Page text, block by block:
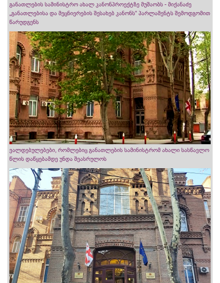
განათლების სამინისტრო ახალ კანონპროექტზე მუშაობს - მიქანაძე
„განათლებისა და მეცნიერების შესახებ კანონს“ პარლამენტს შემოდგომით
წარუდგენს
ვალდებულებები, რომლებიც განათლების სამინისტრომ ახალი სასწავლო
წლის დაწყებამდე უნდა შეასრულოს